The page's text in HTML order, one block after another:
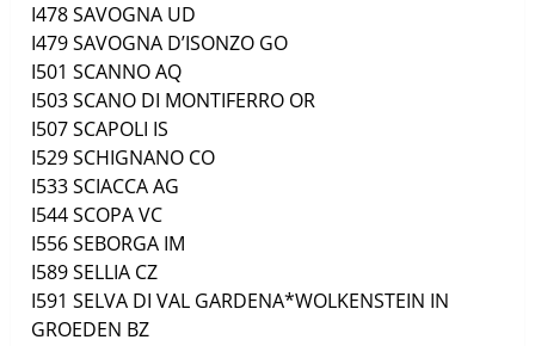
I478SAVOGNA UD
I479SAVOGNA D’ISONZO GO
I501 SCANNOAQ
I503SCANO DI MONTIFERRO OR
I507SCAPOLI IS
I529SCHIGNANO CO
I533SCIACCAAG
I544SCOPAVC
I556SEBORGA IM
I589SELLIA CZ
I591 SELVA DI VAL GARDENA*WOLKENSTEIN IN
GROEDEN BZ